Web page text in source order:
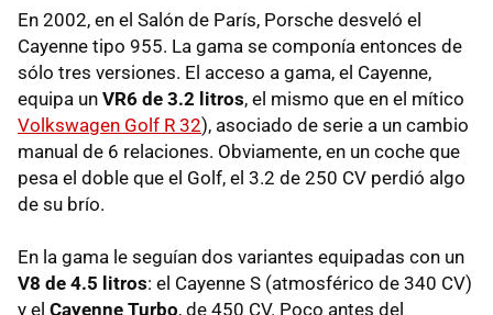
En 2002, en el Salón de París, Porsche desveló el
Cayenne tipo 955. La gama se componía entonces de
sólo tres versiones. El acceso a gama, el Cayenne,
equipa un VR6 de 3.2 litros, el mismo que en el mítico
Volkswagen Golf R 32), asociado de serie a un cambio
manual de 6 relaciones. Obviamente, en un coche que
pesa el doble que el Golf, el 3.2 de 250 CV perdió algo
de su brío.
En la gama le seguían dos variantes equipadas con un
V8 de 4.5 litros: el Cayenne S (atmosférico de 340 CV)
y el Cayenne Turbo, de 450 CV. Poco antes del